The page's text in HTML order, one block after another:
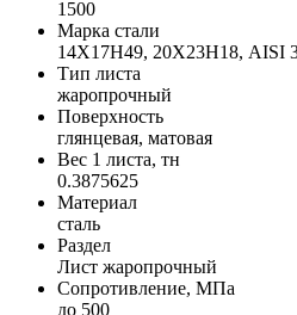
1500
Марка стали
14Х17Н49, 20Х23Н18, AISI
Тип листа
жаропрочный
Поверхность
глянцевая, матовая
Вес 1 листа, тн
0.3875625
Материал
сталь
Раздел
Лист жаропрочный
Сопротивление, МПа
до 500